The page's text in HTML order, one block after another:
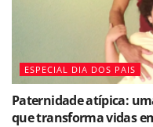
ESPECIAL DIA DOS PAIS
Paternidade atípica:
que transforma vidas